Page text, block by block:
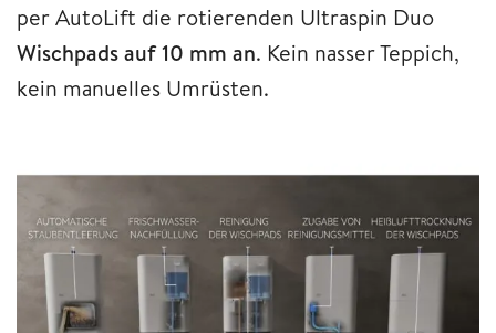
per AutoLift die rotierenden Ultraspin Duo
Wischpads auf 10 mm an. Kein nasser Teppich,
kein manuelles Umrüsten.